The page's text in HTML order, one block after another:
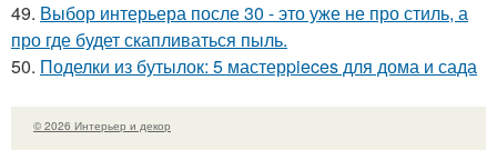
49. Выбор интерьера после 30 - это уже не про стиль, а
про где будет скапливаться пыль.
50. Поделки из бутылок: 5 мастерpieces для дома и сада
© 2026 Интерьер и декор